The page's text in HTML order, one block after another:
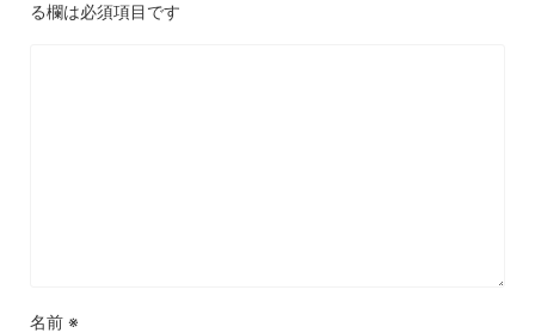
る欄は必須項目です
名前 ※